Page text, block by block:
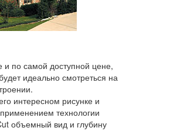
по самой доступной цене,
идеально смотреться на
интересном рисунке и
технологии
объемный вид и глубину